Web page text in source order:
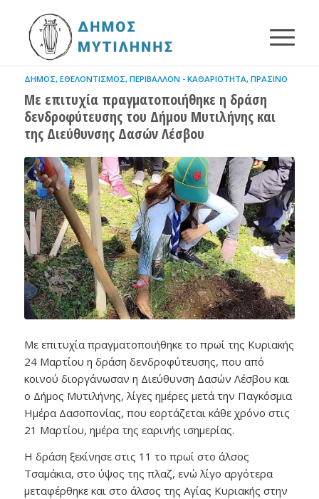
ΔΉΜΟΣ, ΕΘΕΛΟΝΤΙΣΜΌΣ, ΠΕΡΙΒΆΛΛΟΝ - ΚΑΘΑΡΙΌΤΗΤΑ, ΠΡΆΣΙΝΟ
Με επιτυχία πραγματοποιήθηκε η δράση
δενδροφύτευσης του Δήμου Μυτιλήνης και
της Διεύθυνσης Δασών Λέσβου
Με επιτυχία πραγματοποιήθηκε το πρωί της Κυριακής
24 Μαρτίου η δράση δενδροφύτευσης, που από
κοινού διοργάνωσαν η Διεύθυνση Δασών Λέσβου και
ο Δήμος Μυτιλήνης, λίγες ημέρες μετά την Παγκόσμια
Ημέρα Δασοπονίας, που εορτάζεται κάθε χρόνο στις
21 Μαρτίου, ημέρα της εαρινής ισημερίας.
Η δράση ξεκίνησε στις 11 το πρωί στο άλσος
Τσαμάκια, στο ύψος της πλαζ, ενώ λίγο αργότερα
μεταφέρθηκε και στο άλσος της Αγίας Κυριακής στην